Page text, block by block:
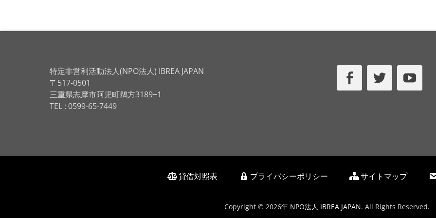
特定非営利活動法人(NPO法人) IBREA JAPAN
〒517-0501
三重県志摩市阿児町鵜方3189−1
TEL : 0599-65-7449
Facebook
Twitter
貸借対照表 プライバシーポリシー サイトマップ
Copyright © 2026年 NPO法人 IBREA JAPAN. All Rights Reserved.